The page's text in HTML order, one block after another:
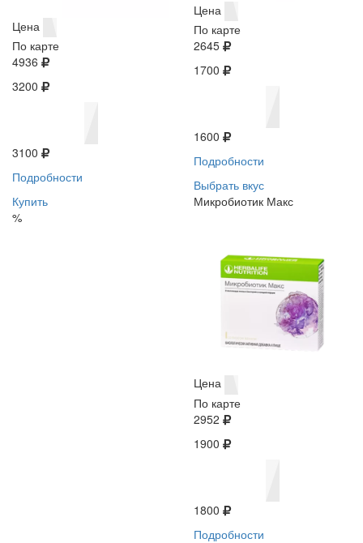
Цена
По карте
4936
3200
3100
Подробности
Купить
%
Цена
По карте
2645
1700
1600
Подробности
Выбрать вкус
Микробиотик Макс
Цена
По карте
2952
1900
1800
Подробности